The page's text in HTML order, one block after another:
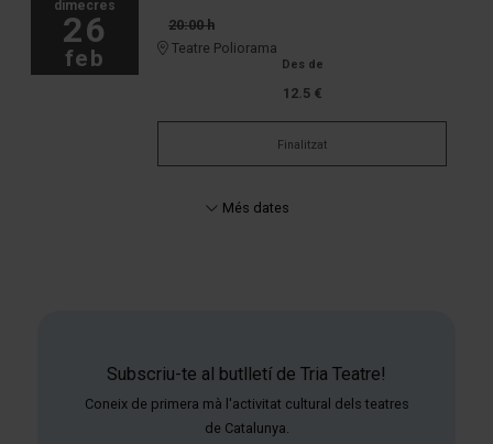
dimecres
26
feb
20:00 h
Teatre Poliorama
Des de
12.5 €
Finalitzat
Més dates
Subscriu-te al butlletí de Tria Teatre!
Coneix de primera mà l'activitat cultural dels teatres
de Catalunya.